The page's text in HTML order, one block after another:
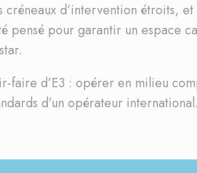
créneaux d’intervention étroits,
pensé pour garantir un espace
faire d’E3 : opérer en milieu
d’un opérateur international.